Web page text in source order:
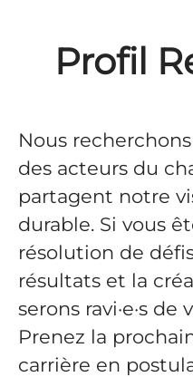
Profil
Nous
des acteurs du
partagent notre
durable. Si vous
résolution de
résultats et la
serons ravi·e·s
Prenez la
carrière en